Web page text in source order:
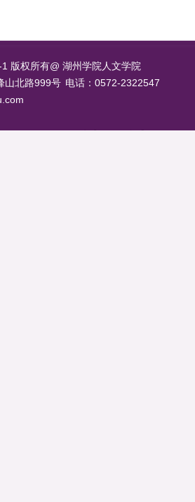
版权所有@ 湖州学院人文学院
山北路999号 电话：0572-2322547